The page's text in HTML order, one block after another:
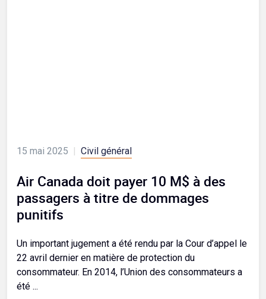
15 mai 2025 Civil général
Air Canada doit payer 10 M$ à des
passagers à titre de dommages
punitifs
Un important jugement a été rendu par la Cour d’appel le
22 avril dernier en matière de protection du
consommateur. En 2014, l’Union des consommateurs a
été ...